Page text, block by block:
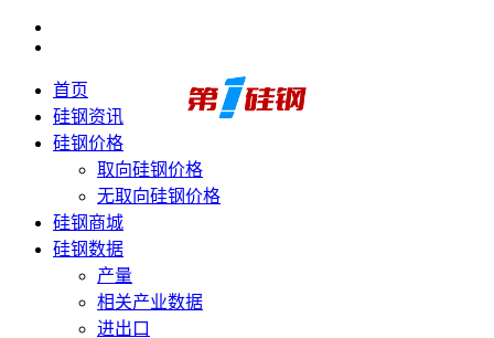
首页
硅钢资讯
硅钢价格
取向硅钢价格
无取向硅钢价格
硅钢商城
硅钢数据
产量
相关产业数据
进出口